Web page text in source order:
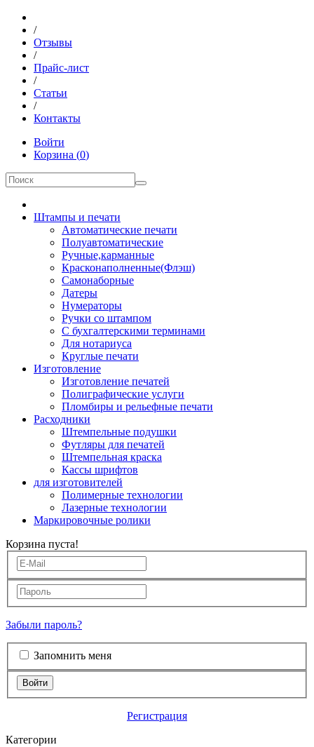
/
Отзывы
/
Прайс-лист
/
Статьи
/
Контакты
Войти
Корзина (0)
Штампы и печати
Автоматические печати
Полуавтоматические
Ручные,карманные
Красконаполненные(Флэш)
Самонаборные
Датеры
Нумераторы
Ручки со штампом
С бухгалтерскими терминами
Для нотариуса
Круглые печати
Изготовление
Изготовление печатей
Полиграфические услуги
Пломбиры и рельефные печати
Расходники
Штемпельные подушки
Футляры для печатей
Штемпельная краска
Кассы шрифтов
для изготовителей
Полимерные технологии
Лазерные технологии
Маркировочные ролики
Корзина пуста!
Забыли пароль?
Запомнить меня
Войти
Регистрация
Категории